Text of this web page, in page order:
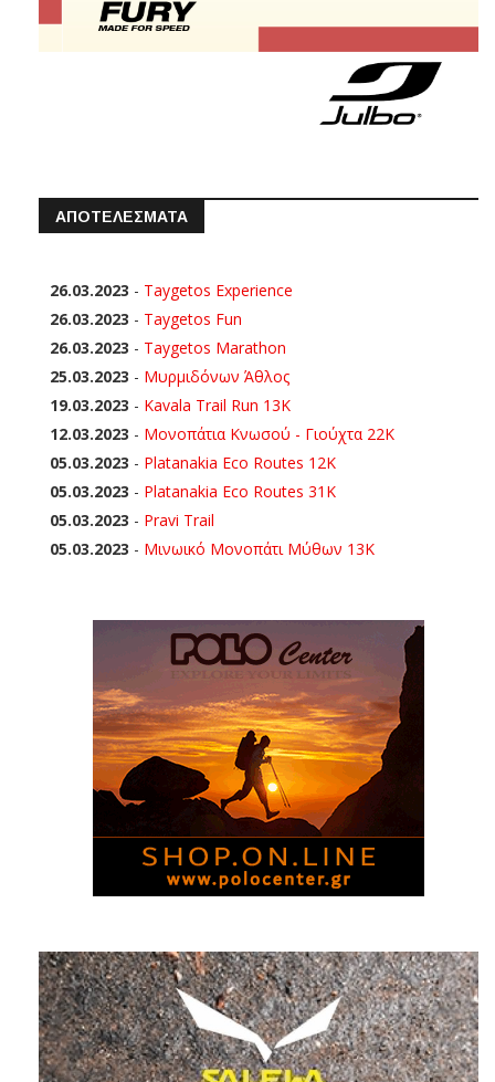
ΑΠΟΤΕΛΕΣΜΑΤΑ
26.03.2023 - Taygetos Experience
26.03.2023 - Taygetos Fun
26.03.2023 - Taygetos Marathon
25.03.2023 - Μυρμιδόνων Άθλος
19.03.2023 - Kavala Trail Run 13K
12.03.2023 - Μονοπάτια Κνωσού - Γιούχτα 22Κ
05.03.2023 - Platanakia Eco Routes 12K
05.03.2023 - Platanakia Eco Routes 31K
05.03.2023 - Pravi Trail
05.03.2023 - Μινωικό Μονοπάτι Μύθων 13Κ